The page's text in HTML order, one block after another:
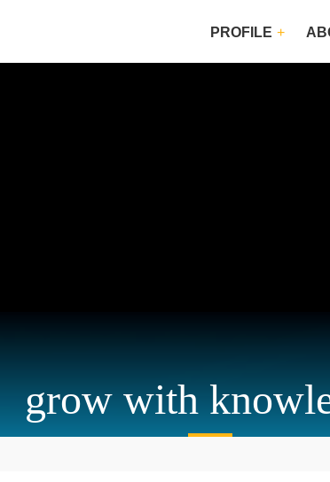
PROFILE
grow with